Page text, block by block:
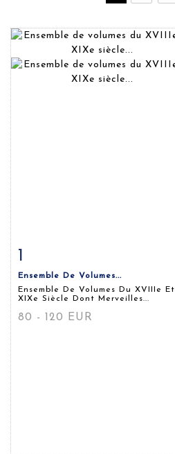
1
Ensemble De Volumes...
Ensemble De Volumes Du XVIIIe Et
XIXe Siècle Dont Merveilles...
80 - 120 EUR